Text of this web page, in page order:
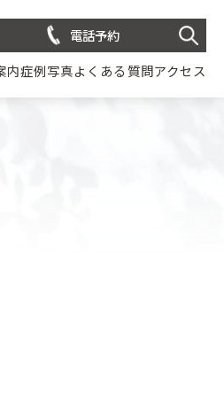
電話予約
内症例写真よくある質問アクセス